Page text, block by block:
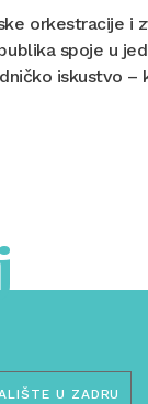
orkestracije
spoje u
iskustvo
U ZADRU